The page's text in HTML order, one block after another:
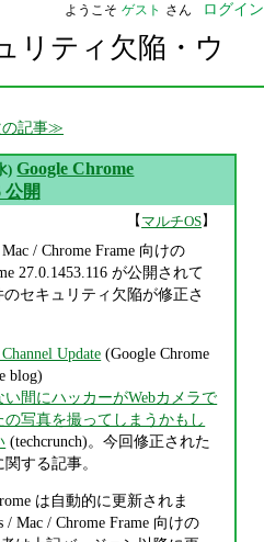
ようこそ ゲスト さん ログイン
リティ欠陥・ウ
の記事
) Google Chrome
公開
【マルチOS】
/ Chrome Frame 向けの
27.0.1453.116 が公開されて
のセキュリティ欠陥が修正さ
Update (Google Chrome
blog)
い間にハッカーがWebカメラで
の写真を撮ってしまうかもし
(techcrunch)。今回修正された
する記事。
は自動的に更新されま
/ Mac / Chrome Frame 向けの